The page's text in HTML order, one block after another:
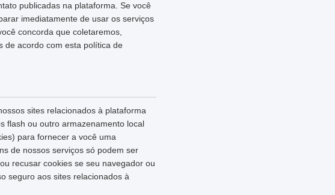
publicadas na plataforma. Se você
imediatamente de usar os serviços
concorda que coletaremos,
de acordo com esta política de
sites relacionados à plataforma
flash ou outro armazenamento local
para fornecer a você uma
de nossos serviços só podem ser
recusar cookies se seu navegador ou
seguro aos sites relacionados à